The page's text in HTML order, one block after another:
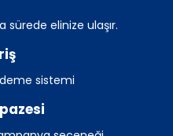
sürede elinize ulaşır.
sistemi